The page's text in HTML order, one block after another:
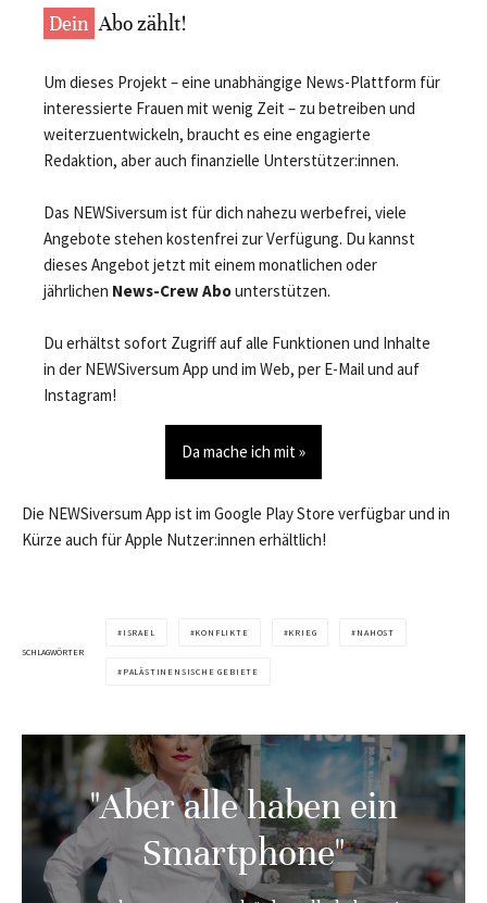
Dein Abo zählt!
Um dieses Projekt – eine unabhängige News-Plattform für
interessierte Frauen mit wenig Zeit – zu betreiben und
weiterzuentwickeln, braucht es eine engagierte
Redaktion, aber auch finanzielle Unterstützer:innen.
Das NEWSiversum ist für dich nahezu werbefrei, viele
Angebote stehen kostenfrei zur Verfügung. Du kannst
dieses Angebot jetzt mit einem monatlichen oder
jährlichen News-Crew Abounterstützen.
Du erhältst sofort Zugriff auf alle Funktionen und Inhalte
in der NEWSiversum App und im Web, per E-Mail und auf
Instagram!
Da mache ich mit »
Die NEWSiversum App ist im Google Play Store verfügbar und in
Kürze auch für Apple Nutzer:innen erhältlich!
SCHLAGWÖRTER
ISRAEL KONFLIKTE KRIEG NAHOST
PALÄSTINENSISCHE GEBIETE
"Aber alle haben ein
Smartphone"